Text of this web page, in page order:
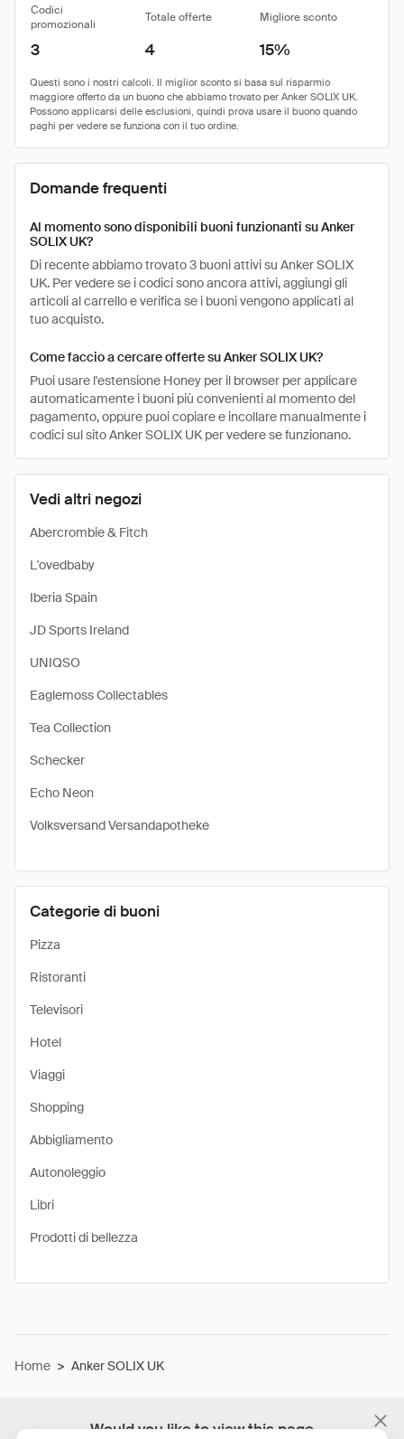
Would you like to view this page
Vedi altri negozi
Abercrombie & Fitch
L'ovedbaby
Iberia Spain
JD Sports Ireland
UNIQSO
Eaglemoss Collectables
Tea Collection
Schecker
Echo Neon
Volksversand Versandapotheke
Categorie di buoni
Pizza
Ristoranti
Televisori
Hotel
Viaggi
Shopping
Abbigliamento
Autonoleggio
Libri
Prodotti di bellezza
Codici
promozionali
Totale offerte Migliore sconto
3 4 15%
Domande frequenti
Al momento sono disponibili buoni funzionanti su Anker
SOLIX UK?
Di recente abbiamo trovato 3 buoni attivi su Anker SOLIX
UK. Per vedere se i codici sono ancora attivi, aggiungi gli
articoli al carrello e verifica se i buoni vengono applicati al
tuo acquisto.
Come faccio a cercare offerte su Anker SOLIX UK?
Puoi usare l'estensione Honey per il browser per applicare
automaticamente i buoni più convenienti al momento del
pagamento, oppure puoi copiare e incollare manualmente i
codici sul sito Anker SOLIX UK per vedere se funzionano.
Home > Anker SOLIX UK